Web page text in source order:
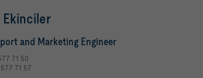
Ekinciler
and Marketing Engineer
71 50
577 71 57